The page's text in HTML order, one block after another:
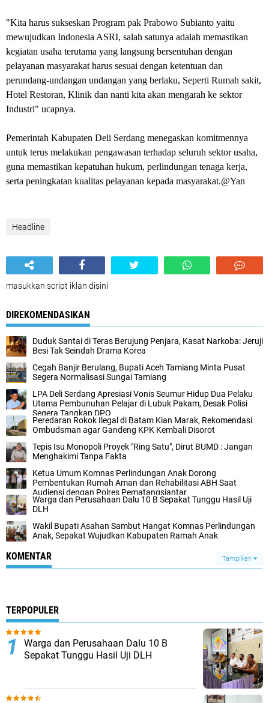
‎"Kita harus sukseskan Program pak Prabowo Subianto yaitu
mewujudkan Indonesia ASRI, salah satunya adalah memastikan
kegiatan usaha terutama yang langsung bersentuhan dengan
pelayanan masyarakat harus sesuai dengan ketentuan dan
perundang-undangan undangan yang berlaku, Seperti Rumah sakit,
Hotel Restoran, Klinik dan nanti kita akan mengarah ke sektor
Industri" ucapnya.
‎Pemerintah Kabupaten Deli Serdang menegaskan komitmennya
untuk terus melakukan pengawasan terhadap seluruh sektor usaha,
guna memastikan kepatuhan hukum, perlindungan tenaga kerja,
serta peningkatan kualitas pelayanan kepada masyarakat.@Yan
Headline
masukkan script iklan disini
DIREKOMENDASIKAN
Duduk Santai di Teras Berujung Penjara, Kasat Narkoba: Jeruji
Besi Tak Seindah Drama Korea
Cegah Banjir Berulang, Bupati Aceh Tamiang Minta Pusat
Segera Normalisasi Sungai Tamiang
LPA Deli Serdang Apresiasi Vonis Seumur Hidup Dua Pelaku
Utama Pembunuhan Pelajar di Lubuk Pakam, Desak Polisi
Segera Tangkap DPO
Peredaran Rokok Ilegal di Batam Kian Marak, Rekomendasi
Ombudsman agar Gandeng KPK Kembali Disorot
Tepis Isu Monopoli Proyek "Ring Satu", Dirut BUMD : Jangan
Menghakimi Tanpa Fakta
Ketua Umum Komnas Perlindungan Anak Dorong
Pembentukan Rumah Aman dan Rehabilitasi ABH Saat
Audiensi dengan Polres Pematangsiantar
Warga dan Perusahaan Dalu 10 B Sepakat Tunggu Hasil Uji
DLH
Wakil Bupati Asahan Sambut Hangat Komnas Perlindungan
Anak, Sepakat Wujudkan Kabupaten Ramah Anak
KOMENTAR Tampilkan
TERPOPULER
Warga dan Perusahaan Dalu 10 B
Sepakat Tunggu Hasil Uji DLH